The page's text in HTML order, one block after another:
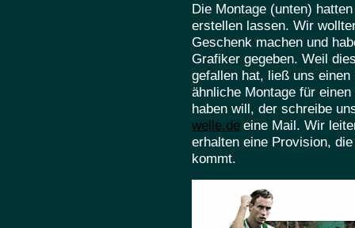
Die Montage (unten)
erstellen lassen. Wir
Geschenk machen und
Grafiker gegeben. Weil
gefallen hat, ließ uns
ähnliche Montage für
haben will, der schreibe
welle.de eine Mail. Wir
erhalten eine Provision,
kommt.